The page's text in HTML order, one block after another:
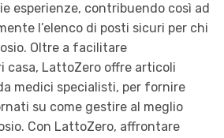
esperienze, contribuendo così ad
l’elenco di posti sicuri per chi
Oltre a facilitare
casa, LattoZero offre articoli
medici specialisti, per fornire
su come gestire al meglio
Con LattoZero, affrontare